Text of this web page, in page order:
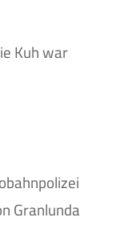
Kuh war
Granlunda